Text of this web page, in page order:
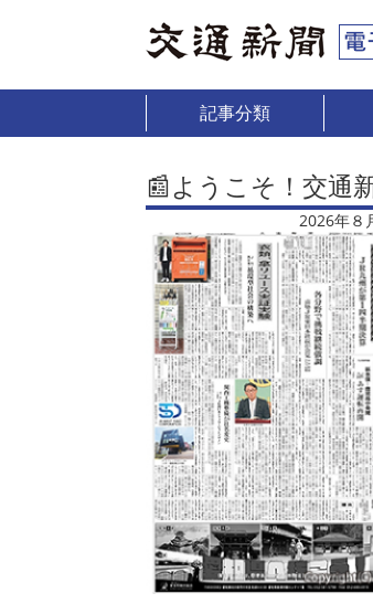
記事分類
📰ようこそ！交通
2026年８